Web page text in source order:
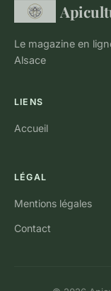
Le magazine en
Alsace
LIENS
Accueil
LÉGAL
Mentions légales
Contact